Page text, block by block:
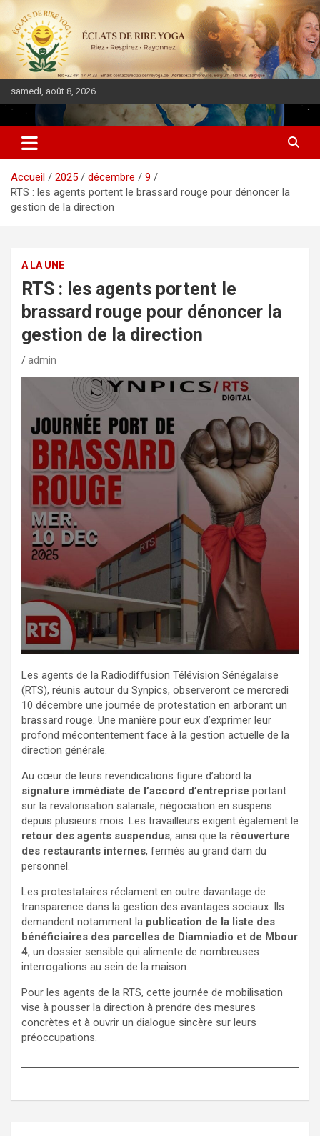
samedi, août 8, 2026
DIASPORA PULSE
Accueil 2025 décembre
9
RTS : les agents portent le brassard rouge pour dénoncer la
gestion de la direction
A LA UNE
RTS : les agents portent le
brassard rouge pour dénoncer la
gestion de la direction
admin
Les agents de la Radiodiffusion Télévision Sénégalaise
(RTS), réunis autour du Synpics, observeront ce mercredi
10 décembre une journée de protestation en arborant un
brassard rouge. Une manière pour eux d’exprimer leur
profond mécontentement face à la gestion actuelle de la
direction générale.
Au cœur de leurs revendications figure d’abord la
signature immédiate de l’accord d’entreprise portant
sur la revalorisation salariale, négociation en suspens
depuis plusieurs mois. Les travailleurs exigent également le
retour des agents suspendus, ainsi que la réouverture
des restaurants internes, fermés au grand dam du
personnel.
Les protestataires réclament en outre davantage de
transparence dans la gestion des avantages sociaux. Ils
demandent notamment la publication de la liste des
bénéficiaires des parcelles de Diamniadio et de Mbour
4, un dossier sensible qui alimente de nombreuses
interrogations au sein de la maison.
Pour les agents de la RTS, cette journée de mobilisation
vise à pousser la direction à prendre des mesures
concrètes et à ouvrir un dialogue sincère sur leurs
préoccupations.